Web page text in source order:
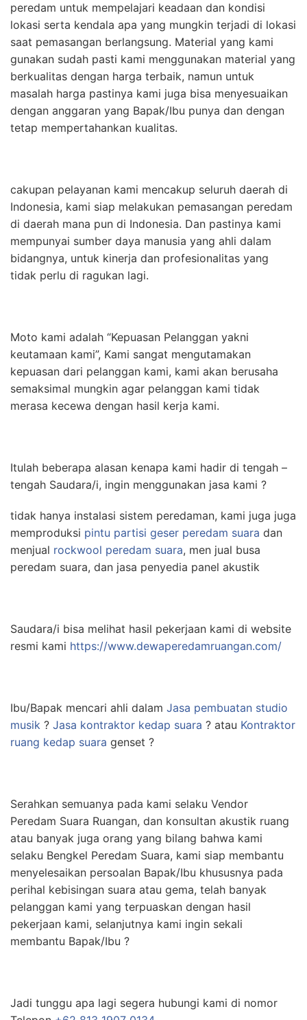
peredam untuk mempelajari keadaan dan kondisi
lokasi serta kendala apa yang mungkin terjadi di lokasi
saat pemasangan berlangsung. Material yang kami
gunakan sudah pasti kami menggunakan material yang
berkualitas dengan harga terbaik, namun untuk
masalah harga pastinya kami juga bisa menyesuaikan
dengan anggaran yang Bapak/Ibu punya dan dengan
tetap mempertahankan kualitas.
cakupan pelayanan kami mencakup seluruh daerah di
Indonesia, kami siap melakukan pemasangan peredam
di daerah mana pun di Indonesia. Dan pastinya kami
mempunyai sumber daya manusia yang ahli dalam
bidangnya, untuk kinerja dan profesionalitas yang
tidak perlu di ragukan lagi.
Moto kami adalah “Kepuasan Pelanggan yakni
keutamaan kami”, Kami sangat mengutamakan
kepuasan dari pelanggan kami, kami akan berusaha
semaksimal mungkin agar pelanggan kami tidak
merasa kecewa dengan hasil kerja kami.
Itulah beberapa alasan kenapa kami hadir di tengah –
tengah Saudara/i, ingin menggunakan jasa kami ?
tidak hanya instalasi sistem peredaman, kami juga juga
memproduksi pintu partisi geser peredam suara dan
menjual rockwool peredam suara, men jual busa
peredam suara, dan jasa penyedia panel akustik
Saudara/i bisa melihat hasil pekerjaan kami di website
resmi kami https://www.dewaperedamruangan.com/
Ibu/Bapak mencari ahli dalam Jasa pembuatan studio
musik ? Jasa kontraktor kedap suara ? atau Kontraktor
ruang kedap suara genset ?
Serahkan semuanya pada kami selaku Vendor
Peredam Suara Ruangan, dan konsultan akustik ruang
atau banyak juga orang yang bilang bahwa kami
selaku Bengkel Peredam Suara, kami siap membantu
menyelesaikan persoalan Bapak/Ibu khususnya pada
perihal kebisingan suara atau gema, telah banyak
pelanggan kami yang terpuaskan dengan hasil
pekerjaan kami, selanjutnya kami ingin sekali
membantu Bapak/Ibu ?
Jadi tunggu apa lagi segera hubungi kami di nomor